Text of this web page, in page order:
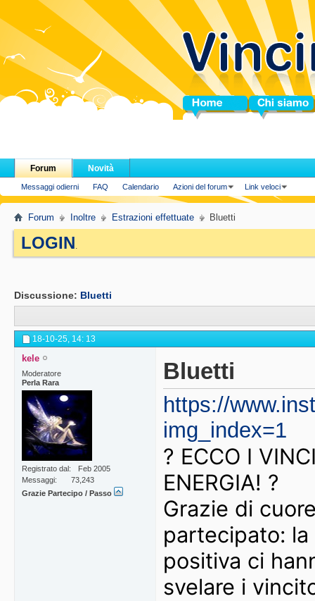
Home Chi siamo
Forum
Messaggi odierni FAQ Calendario Azioni del forum Link veloci
Novità
Forum Inoltre Estrazioni effettuate Bluetti
LOGIN.
Discussione: Bluetti
18-10-25, 14: 13
kele
Moderatore
Perla Rara
Registrato dal
Feb 2005
Messaggi
73,243
Grazie Partecipo / Passo
Bluetti
https://
img_index=1
? ECCO I
ENERGIA! ?
Grazie di
partecipato:
positiva ci
svelare i